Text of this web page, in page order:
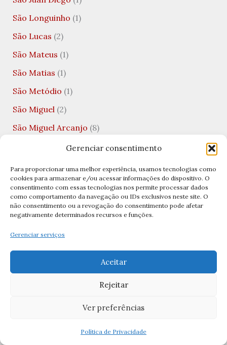
Gerenciar consentimento
Para proporcionar uma melhor experiência, usamos tecnologias como
cookies para armazenar e/ou acessar informações do dispositivo. O
consentimento com essas tecnologias nos permite processar dados
como comportamento da navegação ou IDs exclusivos neste site. O
não consentimento ou a revogação do consentimento pode afetar
negativamente determinados recursos e funções.
Gerenciar serviços
Aceitar
Rejeitar
Ver preferências
Política de Privacidade
São Longuinho (1)
São Lucas (2)
São Mateus (1)
São Matias (1)
São Metódio (1)
São Miguel(2)
São Miguel Arcanjo (8)
(1)
São Paulo(1)
São Pedro(13)
São Rafael(1)
São Rafael Arcanjo
São Silvestre(1)